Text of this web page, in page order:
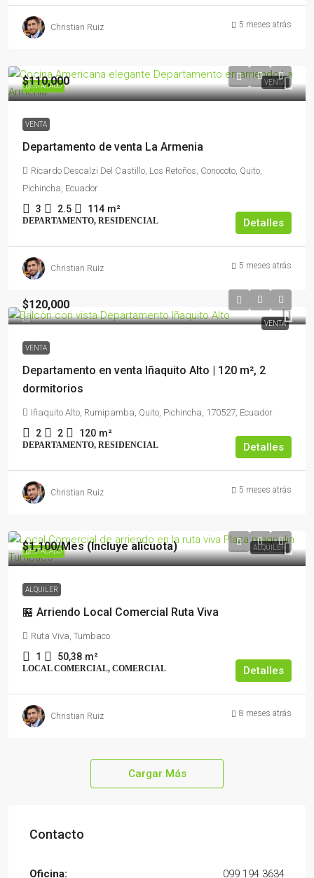
Christian Ruiz 5 meses atrás
DESTACADO VENTA
$110,000
VENTA
Departamento de venta La Armenia
Ricardo Descalzi Del Castillo, Los Retoños, Conocoto, Quito,
Pichincha, Ecuador
3 2.5 114 m²
DEPARTAMENTO, RESIDENCIAL Detalles
Christian Ruiz 5 meses atrás
VENTA
$120,000
VENTA
Departamento en venta Iñaquito Alto | 120 m², 2
dormitorios
Iñaquito Alto, Rumipamba, Quito, Pichincha, 170527, Ecuador
2 2 120 m²
DEPARTAMENTO, RESIDENCIAL Detalles
Christian Ruiz 5 meses atrás
DESTACADO ALQUILER
$1,100/Mes (Incluye alicuota)
ALQUILER
🏪 Arriendo Local Comercial Ruta Viva
Ruta Viva, Tumbaco
1 50,38 m²
LOCAL COMERCIAL, COMERCIAL Detalles
Christian Ruiz 8 meses atrás
Cargar Más
Contacto
Oficina: 099 194 3634